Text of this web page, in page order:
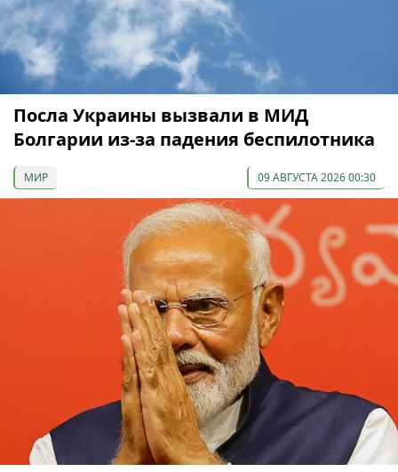
Посла Украины вызвали в МИД
Болгарии из-за падения беспилотника
МИР 09 АВГУСТА 2026 00:30